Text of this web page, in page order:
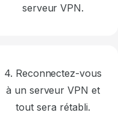
serveur VPN.
4. Reconnectez-vous
à un serveur VPN et
tout sera rétabli.